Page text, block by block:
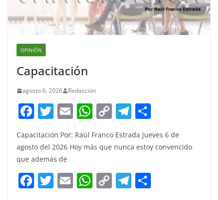
OPINIÓN
Capacitación
agosto 6, 2026 Redacción
F
a
c
e
b
o
T
itt
er
E
m
ai
W
at
A
p
C
p
Li
n
T
el
e
a
m
ar
e
Capacitación Por: Raúl Franco Estrada Jueves 6 de
agosto del 2026 Hoy más que nunca estoy convencido
que además de
F T E W C T